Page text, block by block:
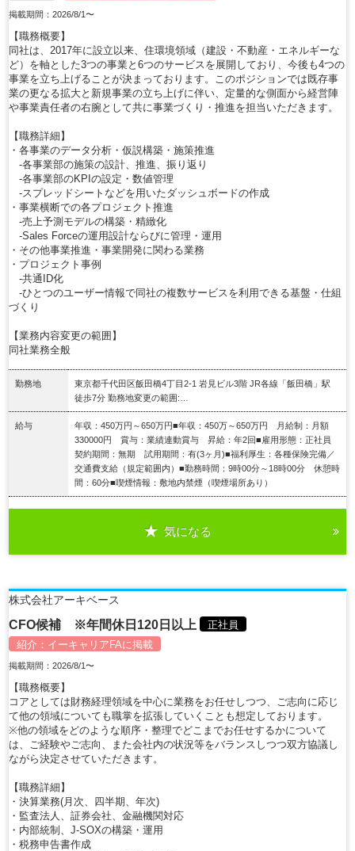
掲載期間：2026/8/1〜
【職務概要】
同社は、2017年に設立以来、住環境領域（建設・不動産・エネルギーな
ど）を軸とした3つの事業と6つのサービスを展開しており、今後も4つの
事業を立ち上げることが決まっております。このポジションでは既存事
業の更なる拡大と新規事業の立ち上げに伴い、定量的な側面から経営陣
や事業責任者の右腕として共に事業づくり・推進を担当いただきます。
【職務詳細】
・各事業のデータ分析・仮説構築・施策推進
‐各事業部の施策の設計、推進、振り返り
‐各事業部のKPIの設定・数値管理
‐スプレッドシートなどを用いたダッシュボードの作成
・事業横断での各プロジェクト推進
‐売上予測モデルの構築・精緻化
‐Sales Forceの運用設計ならびに管理・運用
・その他事業推進・事業開発に関わる業務
・プロジェクト事例
‐共通ID化
‐ひとつのユーザー情報で同社の複数サービスを利用できる基盤・仕組
づくり
【業務内容変更の範囲】
同社業務全般
勤務地
東京都千代田区飯田橋4丁目2-1 岩見ビル3階 JR各線「飯田橋」駅
徒歩7分 勤務地変更の範囲:…
給与
年収：450万円～650万円■年収：450万～650万円 月給制：月額
330000円 賞与：業績連動賞与 昇給：年2回■雇用形態：正社員
契約期間：無期 試用期間：有(3ヶ月)■福利厚生：各種保険完備／
交通費支給（規定範囲内）■勤務時間：9時00分～18時00分 休憩時
間：60分■喫煙情報：敷地内禁煙（喫煙場所あり）
気になる
株式会社アーキベース
CFO候補 ※年間休日120日以上
正社員
紹介： イーキャリアFAに掲載
掲載期間：2026/8/1〜
【職務概要】
コアとしては財務経理領域を中心に業務をお任せしつつ、ご志向に応じ
て他の領域についても職掌を拡張していくことも想定しております。
※他の領域をどのような順序・整理でどこまでお任せするかについて
は、ご経験やご志向、また会社内の状況等をバランスしつつ双方協議し
ながら決定させていただきます。
【職務詳細】
・決算業務(月次、四半期、年次)
・監査法人、証券会社、金融機関対応
・内部統制、J-SOXの構築・運用
・税務申告書作成